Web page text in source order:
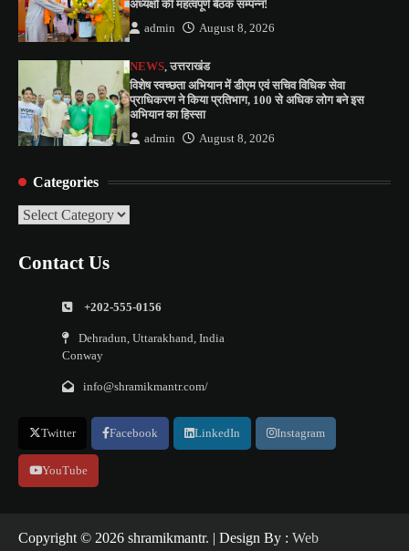
अध्यक्षों की महत्वपूर्ण बैठक सम्पन्न!
admin August 8, 2026
NEWS,उत्तराखंड
विशेष स्वच्छता अभियान में डीएम एवं सचिव विधिक सेवा
प्राधिकरण ने किया प्रतिभाग, 100 से अधिक लोग बने इस
अभियान का हिस्सा
admin August 8, 2026
Categories
Categories
Contact Us
+202-555-0156
Dehradun, Uttarakhand, India
Conway
info@shramikmantr.com/
Twitter Facebook LinkedIn Instagram
YouTube
Copyright ©️ 2026 shramikmantr. | Design By : Web